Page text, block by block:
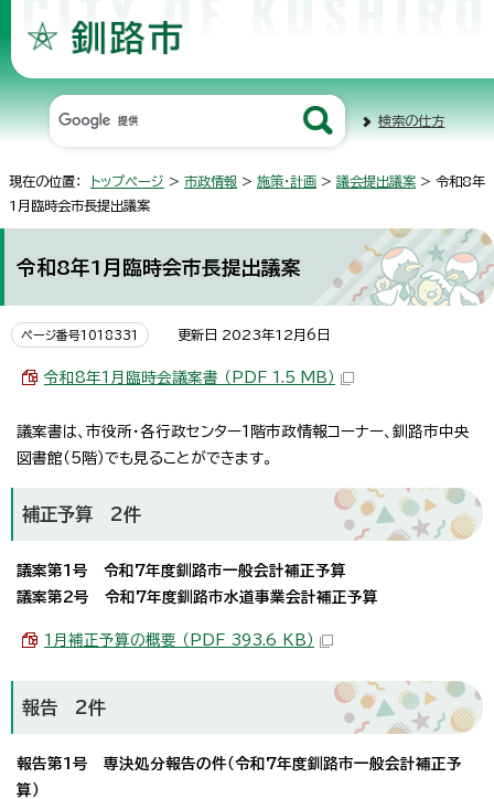
検索の仕方
現在の位置： トップページ > 市政情報 > 施策・計画 > 議会提出議案 > 令和8年
1月臨時会市長提出議案
令和8年1月臨時会市長提出議案
ページ番号1018331 更新日 2023年12月6日
令和8年1月臨時会議案書 （PDF 1.5 MB）
議案書は、市役所・各行政センター1階市政情報コーナー、釧路市中央
図書館（5階）でも見ることができます。
補正予算 2件
議案第1号 令和7年度釧路市一般会計補正予算
議案第2号 令和7年度釧路市水道事業会計補正予算
1月補正予算の概要 （PDF 393.6 KB）
報告 2件
報告第1号 専決処分報告の件（令和7年度釧路市一般会計補正予
算）